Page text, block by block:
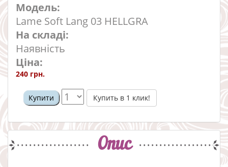
Модель:
Lame Soft Lang 03 HELLGRA
На складі:
Наявність
Ціна:
240 грн.
Купити Купить в 1 клик!
Опис